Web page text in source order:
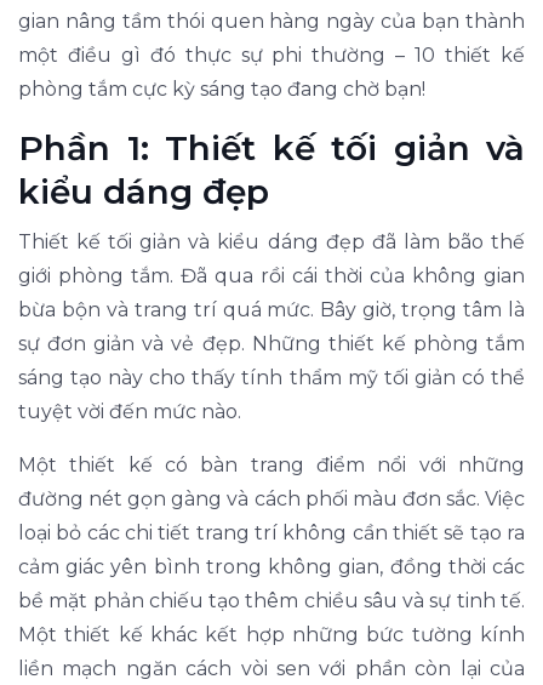
gian nâng tầm thói quen hàng ngày của bạn thành
một điều gì đó thực sự phi thường – 10 thiết kế
phòng tắm cực kỳ sáng tạo đang chờ bạn!
Phần 1: Thiết kế tối giản và
kiểu dáng đẹp
Thiết kế tối giản và kiểu dáng đẹp đã làm bão thế
giới phòng tắm. Đã qua rồi cái thời của không gian
bừa bộn và trang trí quá mức. Bây giờ, trọng tâm là
sự đơn giản và vẻ đẹp. Những thiết kế phòng tắm
sáng tạo này cho thấy tính thẩm mỹ tối giản có thể
tuyệt vời đến mức nào.
Một thiết kế có bàn trang điểm nổi với những
đường nét gọn gàng và cách phối màu đơn sắc. Việc
loại bỏ các chi tiết trang trí không cần thiết sẽ tạo ra
cảm giác yên bình trong không gian, đồng thời các
bề mặt phản chiếu tạo thêm chiều sâu và sự tinh tế.
Một thiết kế khác kết hợp những bức tường kính
liền mạch ngăn cách vòi sen với phần còn lại của